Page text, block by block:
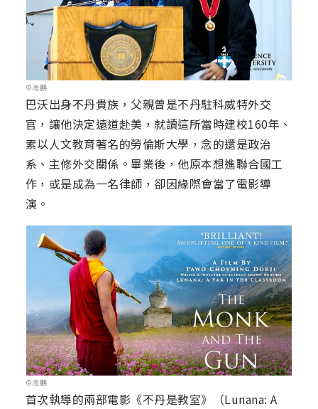
©海鵬
巴沃出身不丹貴族，父親曾是不丹駐科威特外交
官，讓他決定遠道赴美，就讀這所當時建校160年、
素以人文教育著名的勞倫斯大學，念的還是政治
系、主修外交關係。畢業後，他原本想進聯合國工
作，或是成為一名律師，卻因緣際會當了電影導
演。
©海鵬
首次執導的兩部電影《不丹是教室》（Lunana: A